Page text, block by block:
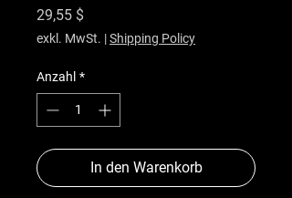
29,55 $
exkl. MwSt. |Shipping Policy
Anzahl *
In den Warenkorb